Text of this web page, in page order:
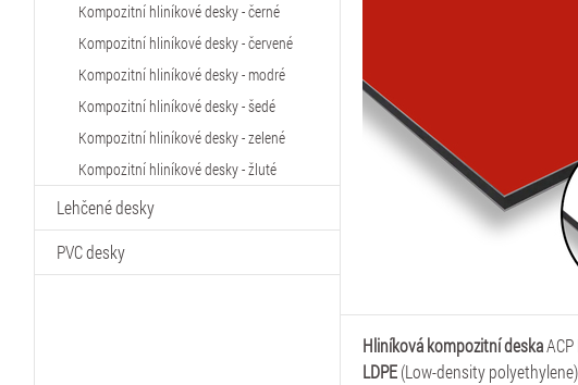
Kompozitní hliníkové desky - černé
Kompozitní hliníkové desky - červené
Kompozitní hliníkové desky - modré
Kompozitní hliníkové desky - šedé
Kompozitní hliníkové desky - zelené
Kompozitní hliníkové desky - žluté
Lehčené desky
PVC desky
Hliníková kompozitní deskaACP
LDPE(Low-density